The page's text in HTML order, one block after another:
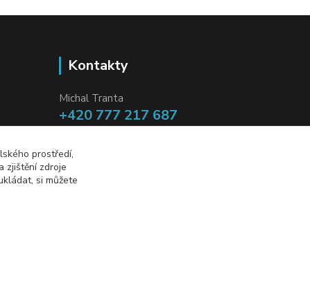
Kontakty
Michal Tranta
+420 777 217 687
prostředí,
zjištění zdroje
si můžete